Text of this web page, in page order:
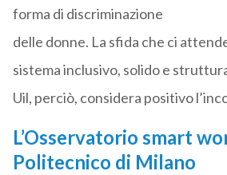
forma di discriminazione
delle donne. La sfida che ci
sistema inclusivo, solido e
Uil, perciò, considera positivo
L’Osservatorio smart
Politecnico di Milano